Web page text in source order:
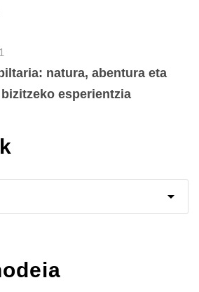
natura, abentura eta
esperientzia